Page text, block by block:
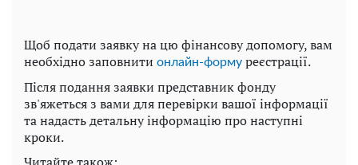
Щоб подати заявку на цю фінансову допомогу, вам
необхідно заповнити онлайн-форму реєстрації.
Після подання заявки представник фонду
зв'яжеться з вами для перевірки вашої інформації
та надасть детальну інформацію про наступні
кроки.